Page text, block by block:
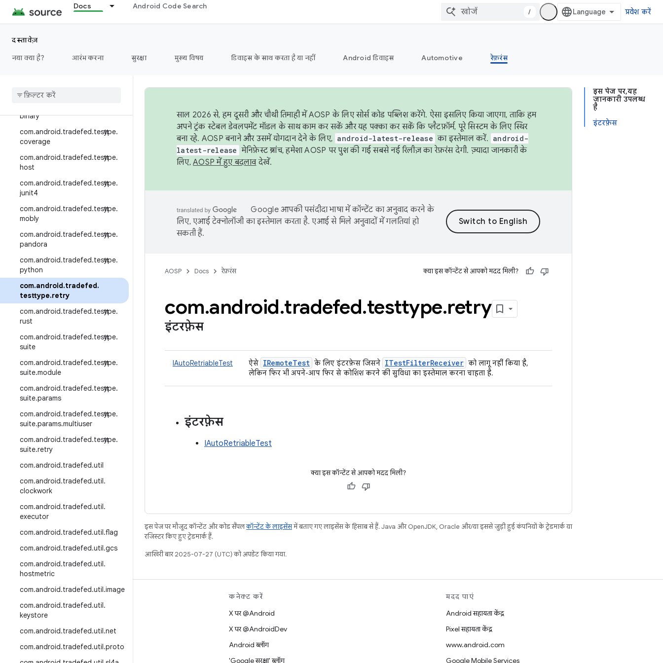
Docs Android Code Search
/ प्रवेश करें
दस्तावेज़
नया क्या है?
आरंभ करना सुरक्षा मुख्य विषय डिवाइस के साथ करता है या नहीं Android डिवाइस Automotive रेफ़रंस
com.android.tradefed.targetpre
p.multi
com.android.tradefed.targetpre
com
android
binary
com.android.tradefed.testtype.
coverage
com.android.tradefed.testtype.
host
com.android.tradefed.testtype.
junit4
com.android.tradefed.testtype.
mobly
com.android.tradefed.testtype.
pandora
com.android.tradefed.testtype.
python
com.android.tradefed.
testtype.retry
com.android.tradefed.testtype.
rust
com.android.tradefed.testtype.
suite
com.android.tradefed.testtype.
suite.module
com.android.tradefed.testtype.
suite.params
com.android.tradefed.testtype.
suite.params.multiuser
com.android.tradefed.testtype.
suite.retry
com.android.tradefed.util
com.android.tradefed.util.
clockwork
com.android.tradefed.util.
executor
com.android.tradefed.util.flag
com.android.tradefed.util.gcs
com.android.tradefed.util.
hostmetric
com.android.tradefed.util.image
com.android.tradefed.util.
keystore
com.android.tradefed.util.net
com.android.tradefed.util.proto
इस पेज पर, यह
जानकारी उपलब्ध
है
इंटरफ़ेस
साल 2026 से, हम दूसरी और चौथी तिमाही में AOSP के लिए सोर्स कोड पब्लिश करेंगे. ऐसा इसलिए किया जाएगा, ताकि हम
अपने ट्रंक स्टेबल डेवलपमेंट मॉडल के साथ काम कर सकें और यह पक्का कर सकें कि प्लैटफ़ॉर्म, पूरे सिस्टम के लिए स्थिर
बना रहे. AOSP बनाने और उसमें योगदान देने के लिए, android-latest-release का इस्तेमाल करें. android-
latest-release मेनिफ़ेस्ट ब्रांच, हमेशा AOSP पर पुश की गई सबसे नई रिलीज़ का रेफ़रंस देगी. ज़्यादा जानकारी के
लिए, AOSP में हुए बदलावदेखें.
Google आपकी पसंदीदा भाषा में कॉन्टेंट का अनुवाद करने के
लिए, एआई टेक्नोलॉजी का इस्तेमाल करता है. एआई से मिले अनुवादों में गलतियां हो
सकती हैं.
AOSP Docs रेफ़रंस क्या इस कॉन्टेंट से आपको मदद मिली?
com.android.tradefed.testtype.retry
इंटरफ़ेस
IAutoRetriableTest ऐसे IRemoteTest के लिए इंटरफ़ेस जिसने ITestFilterReceiver को लागू नहीं किया है,
लेकिन फिर भी अपने-आप फिर से कोशिश करने की सुविधा का इस्तेमाल करना चाहता है.
इंटरफ़ेस
IAutoRetriableTest
क्या इस कॉन्टेंट से आपको मदद मिली?
इस पेज पर मौजूद कॉन्टेंट और कोड सैंपलकॉन्टेंट के लाइसेंसमें बताए गए लाइसेंस के हिसाब से हैं. Java और OpenJDK, Oracle और/या इससे जुड़ी हुई कंपनियों के ट्रेडमार्क या
रजिस्टर किए हुए ट्रेडमार्क हैं.
आखिरी बार 2025-07-27 (UTC) को अपडेट किया गया.
Android डेटा संग्रह स्थान
इस्तेमाल संबंधी ज़रूरी बातें
डाउनलोड करने का तरीका
बाइनरी की झलक देखें
कनेक्ट करें
X पर @Android
X पर @AndroidDev
Android ब्लॉग
'Google सुरक्षा' ब्लॉग
मदद पाएं
Android सहायता केंद्र
Pixel सहायता केंद्र
www.android.com
Google Mobile Services